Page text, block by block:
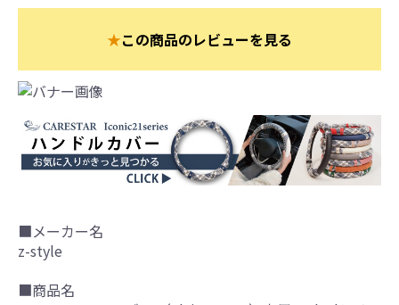
★この商品のレビューを見る
■メーカー名
z-style
■商品名